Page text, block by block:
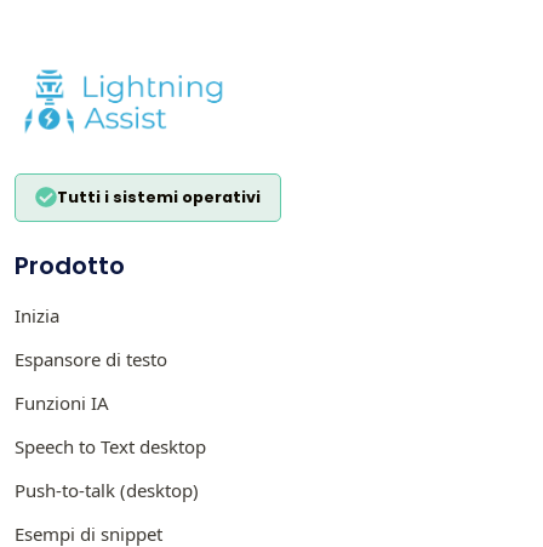
Tutti i sistemi operativi
Prodotto
Inizia
Espansore di testo
Funzioni IA
Speech to Text desktop
Push-to-talk (desktop)
Esempi di snippet